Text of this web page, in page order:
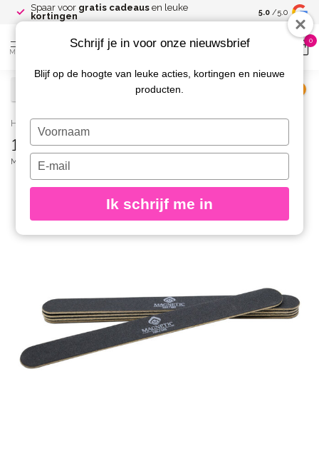
Spaar voor gratis cadeaus en leuke
kortingen
Gratis
5.0 /5.0
MENU
0
Home / 100/180 grit Emeryboard Zwart 5 st.
100/180 grit Emeryboard Zwart 5 st.
MAGNETIC
Schrijf je in voor onze nieuwsbrief
Blijf op de hoogte van leuke acties, kortingen en nieuwe
producten.
Typ
je
naam
Typ
je
e-
in
Ik schrijf me in